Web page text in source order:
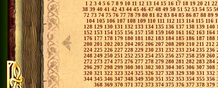
1 2 3 4 5 6 7 8 9 10 11 12 13 14 15 16 17 18 19 20 21
38 39 40 41 42 43 44 45 46 47 48 49 50 51 52 53 54 55
72 73 74 75 76 77 78 79 8081 82 83 84 85 86 87 88 89
104 105 106 107 108 109 110 111 112 113 114 115 116
128 129 130 131 132 133 134 135 136 137 138 139 140
152 153 154 155 156 157 158 159 160 161 162 163 164
176 177 178 179 180 181 182 183 184 185 186 187 188
200 201 202 203 204 205 206 207 208 209210 211 212
224 225 226 227 228 229 230 231 232 233 234 235 236
248 249 250 251 252 253 254 255 256 257 258 259 260
272 273 274 275 276 277 278 279 280 281 282 283 284
296 297 298 299 300 301302 303 304 305 306 307 308
320 321 322 323 324 325 326 327 328 329 330 331 332
344 345 346 347 348 349 350 351 352 353 354 355 356
368 369 370 371 372 373 374 375 376 377 378 379